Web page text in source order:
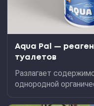
Aqua Pal —
туалетов
Разлагает
однородной